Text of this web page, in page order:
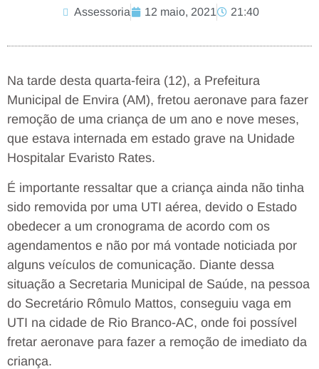
Assessoria 12 maio, 2021 21:40
Na tarde desta quarta-feira (12), a Prefeitura
Municipal de Envira (AM), fretou aeronave para fazer
remoção de uma criança de um ano e nove meses,
que estava internada em estado grave na Unidade
Hospitalar Evaristo Rates.
É importante ressaltar que a criança ainda não tinha
sido removida por uma UTI aérea, devido o Estado
obedecer a um cronograma de acordo com os
agendamentos e não por má vontade noticiada por
alguns veículos de comunicação. Diante dessa
situação a Secretaria Municipal de Saúde, na pessoa
do Secretário Rômulo Mattos, conseguiu vaga em
UTI na cidade de Rio Branco-AC, onde foi possível
fretar aeronave para fazer a remoção de imediato da
criança.